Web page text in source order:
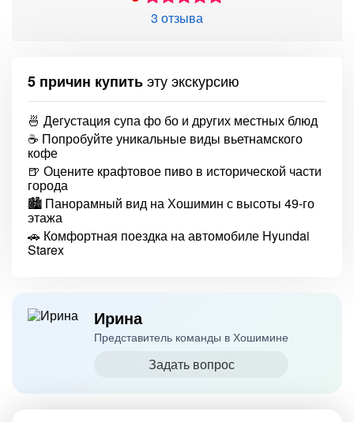
3 отзыва
5 причин купитьэту экскурсию
🍜 Дегустация супа фо бо и других местных блюд
☕ Попробуйте уникальные виды вьетнамского
кофе
🍺 Оцените крафтовое пиво в исторической части
города
🏙️ Панорамный вид на Хошимин с высоты 49-го
этажа
🚗 Комфортная поездка на автомобиле Hyundai
Starex
Ирина
Представитель команды в Хошимине
Задать вопрос